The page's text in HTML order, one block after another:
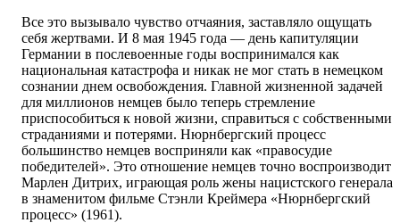
Все это вызывало чувство отчаяния, заставляло ощущать
себя жертвами. И 8 мая 1945 года — день капитуляции
Германии в послевоенные годы воспринимался как
национальная катастрофа и никак не мог стать в немецком
сознании днем освобождения. Главной жизненной задачей
для миллионов немцев было теперь стремление
приспособиться к новой жизни, справиться с собственными
страданиями и потерями. Нюрнбергский процесс
большинство немцев восприняли как «правосудие
победителей». Это отношение немцев точно воспроизводит
Марлен Дитрих, играющая роль жены нацистского генерала
в знаменитом фильме Стэнли Креймера «Нюрнбергский
процесс» (1961).